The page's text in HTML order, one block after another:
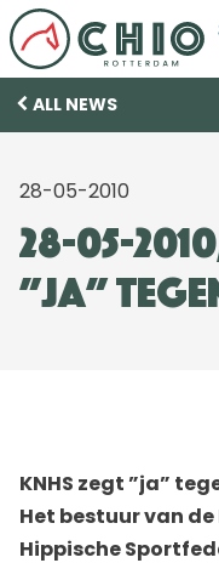
ALL NEWS
28-05-2010
28-05-
”ja”
KNHS zegt ”ja”
Het bestuur van
Hippische